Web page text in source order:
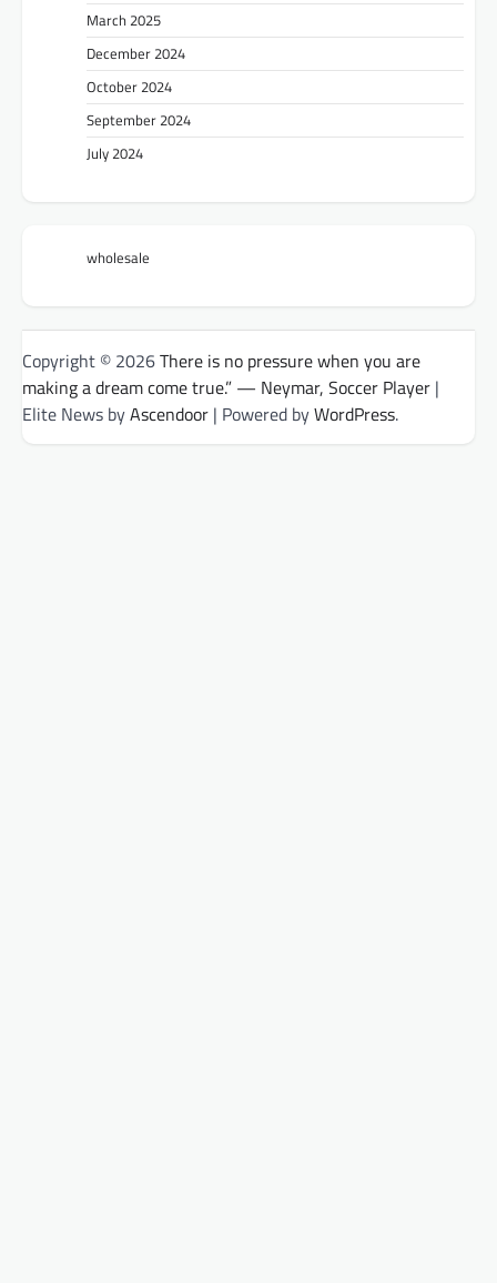
March 2025
December 2024
October 2024
September 2024
July 2024
wholesale
Copyright © 2026There is no pressure when you are
making a dream come true.” — Neymar, Soccer Player |
Elite News byAscendoor | Powered byWordPress.